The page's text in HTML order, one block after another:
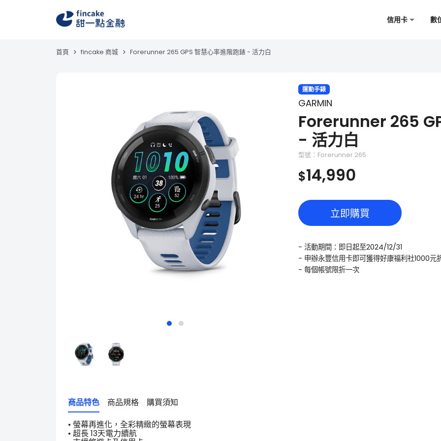
信用卡 數
首頁 fincake 商城 Forerunner 265 GPS 智慧心率進階跑錶 - 活力白
運動手錶
GARMIN
Forerunner 265
- 活力白
型號：Forerunner 265
$14,990
立即購買
- 活動期間：即日起至2024/12/31
- 申辦永豐信用卡即可獲得好康福利社1000元
- 每個帳號限折一次
商品特色 商品規格 購買須知
• 螢幕再進化，全彩精緻的螢幕表現
• 超長 13天電力續航